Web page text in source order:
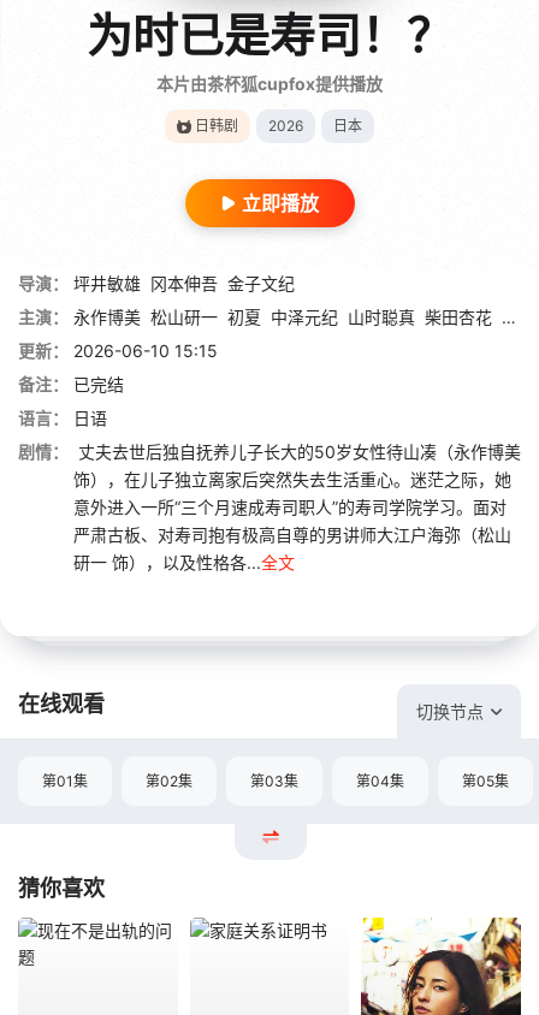
为时已是寿司！？
本片由茶杯狐cupfox提供播放
日韩剧 2026 日本
立即播放
导演： 坪井敏雄 冈本伸吾 金子文纪
主演：
永作博美 松山研一 初夏 中泽元纪 山时聪真 柴田杏花 平
更新：
2026-06-10 15:15
备注：
已完结
语言：
日语
剧情：
丈夫去世后独自抚养儿子长大的50岁女性待山凑（永作博美
饰），在儿子独立离家后突然失去生活重心。迷茫之际，她
意外进入一所“三个月速成寿司职人”的寿司学院学习。面对
严肃古板、对寿司抱有极高自尊的男讲师大江户海弥（松山
研一 饰），以及性格各...全文
在线观看 切换节点
第01集 第02集 第03集 第04集 第05集
猜你喜欢